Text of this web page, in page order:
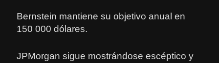
Bernstein mantiene su objetivo anual en
150 000 dólares.
JPMorgan sigue mostrándose escéptico y